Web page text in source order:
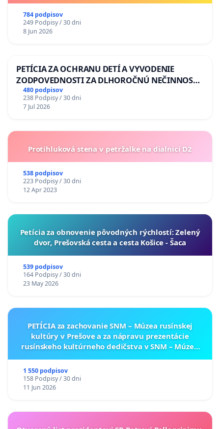
784 podpisov
249 Podpisy / 30 dni
8 Jun 2026
PETÍCIA ZA OCHRANU DETÍ A VYVODENIE
ZODPOVEDNOSTI ZA DLHOROČNÚ NEČINNOSŤ
A ZLYHANIE ŠTÁTU
480 podpisov
238 Podpisy / 30 dni
7 Jul 2026
Protihluková stena v petržalke na dialnici D2
538 podpisov
223 Podpisy / 30 dni
12 Apr 2023
​Petícia za obnovenie pôvodných rýchlostí: Zelený
dvor, Prešovská cesta a cesta Košice - Šaca
539 podpisov
164 Podpisy / 30 dni
23 May 2026
PETÍCIA za zachovanie SNM – Múzea rusínskej
kultúry v Prešove a za nápravu prezentácie
rusínskeho kultúrneho dedičstva v SNM – Múzeu
1 550 podpisov
158 Podpisy / 30 dni
11 Jun 2026